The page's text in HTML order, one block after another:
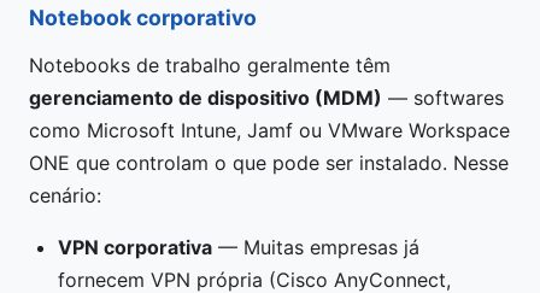
Notebook corporativo
Notebooks de trabalho geralmente têm
gerenciamento de dispositivo (MDM) — softwares
como Microsoft Intune, Jamf ou VMware Workspace
ONE que controlam o que pode ser instalado. Nesse
cenário:
VPN corporativa — Muitas empresas já
fornecem VPN própria (Cisco AnyConnect,